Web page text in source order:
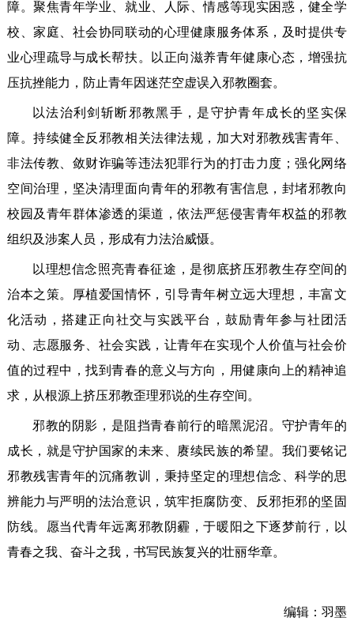
障。聚焦青年学业、就业、人际、情感等现实困惑，健全学
校、家庭、社会协同联动的心理健康服务体系，及时提供专
业心理疏导与成长帮扶。以正向滋养青年健康心态，增强抗
压抗挫能力，防止青年因迷茫空虚误入邪教圈套。
以法治利剑斩断邪教黑手，是守护青年成长的坚实保
障。持续健全反邪教相关法律法规，加大对邪教残害青年、
非法传教、敛财诈骗等违法犯罪行为的打击力度；强化网络
空间治理，坚决清理面向青年的邪教有害信息，封堵邪教向
校园及青年群体渗透的渠道，依法严惩侵害青年权益的邪教
组织及涉案人员，形成有力法治威慑。
以理想信念照亮青春征途，是彻底挤压邪教生存空间的
治本之策。厚植爱国情怀，引导青年树立远大理想，丰富文
化活动，搭建正向社交与实践平台，鼓励青年参与社团活
动、志愿服务、社会实践，让青年在实现个人价值与社会价
值的过程中，找到青春的意义与方向，用健康向上的精神追
求，从根源上挤压邪教歪理邪说的生存空间。
邪教的阴影，是阻挡青春前行的暗黑泥沼。守护青年的
成长，就是守护国家的未来、赓续民族的希望。我们要铭记
邪教残害青年的沉痛教训，秉持坚定的理想信念、科学的思
辨能力与严明的法治意识，筑牢拒腐防变、反邪拒邪的坚固
防线。愿当代青年远离邪教阴霾，于暖阳之下逐梦前行，以
青春之我、奋斗之我，书写民族复兴的壮丽华章。
编辑：羽墨